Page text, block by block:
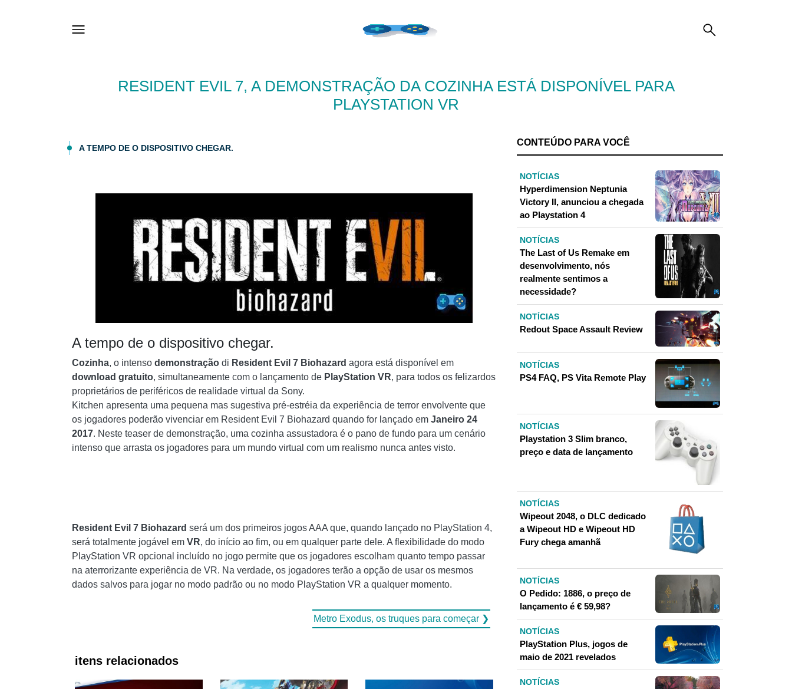
RESIDENT EVIL 7, A DEMONSTRAÇÃO DA COZINHA ESTÁ DISPONÍVEL PARA
PLAYSTATION VR
A TEMPO DE O DISPOSITIVO CHEGAR.
A tempo de o dispositivo chegar.
Cozinha, o intenso demonstração di Resident Evil 7 Biohazard agora está disponível em
download gratuito, simultaneamente com o lançamento de PlayStation VR, para todos os felizardos
proprietários de periféricos de realidade virtual da Sony.
Kitchen apresenta uma pequena mas sugestiva pré-estréia da experiência de terror envolvente que
os jogadores poderão vivenciar em Resident Evil 7 Biohazard quando for lançado em Janeiro 24
2017. Neste teaser de demonstração, uma cozinha assustadora é o pano de fundo para um cenário
intenso que arrasta os jogadores para um mundo virtual com um realismo nunca antes visto.
Resident Evil 7 Biohazard será um dos primeiros jogos AAA que, quando lançado no PlayStation 4,
será totalmente jogável em VR, do início ao fim, ou em qualquer parte dele. A flexibilidade do modo
PlayStation VR opcional incluído no jogo permite que os jogadores escolham quanto tempo passar
na aterrorizante experiência de VR. Na verdade, os jogadores terão a opção de usar os mesmos
dados salvos para jogar no modo padrão ou no modo PlayStation VR a qualquer momento.
Metro Exodus, os truques para começar ❯
itens relacionados
CONTEÚDO PARA VOCÊ
NOTÍCIAS
Hyperdimension Neptunia
Victory II, anunciou a chegada
ao Playstation 4
NOTÍCIAS
The Last of Us Remake em
desenvolvimento, nós
realmente sentimos a
necessidade?
NOTÍCIAS
Redout Space Assault Review
NOTÍCIAS
PS4 FAQ, PS Vita Remote Play
NOTÍCIAS
Playstation 3 Slim branco,
preço e data de lançamento
NOTÍCIAS
Wipeout 2048, o DLC dedicado
a Wipeout HD e Wipeout HD
Fury chega amanhã
NOTÍCIAS
O Pedido: 1886, o preço de
lançamento é € 59,98?
NOTÍCIAS
PlayStation Plus, jogos de
maio de 2021 revelados
NOTÍCIAS